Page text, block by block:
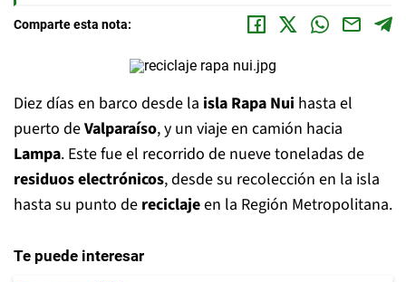
Comparte esta nota:
Diez días en barco desde la isla Rapa Nui hasta el
puerto deValparaíso, y un viaje en camión hacia
Lampa. Este fue el recorrido de nueve toneladas de
residuos electrónicos, desde su recolección en la isla
hasta su punto de reciclajeen la Región Metropolitana.
Te puede interesar